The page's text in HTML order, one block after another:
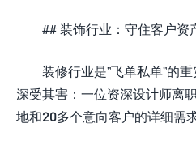
## 装饰行业：守住客户资
装修行业是”飞单私单”的
深受其害：一位资深设计师离
地和20多个意向客户的详细需